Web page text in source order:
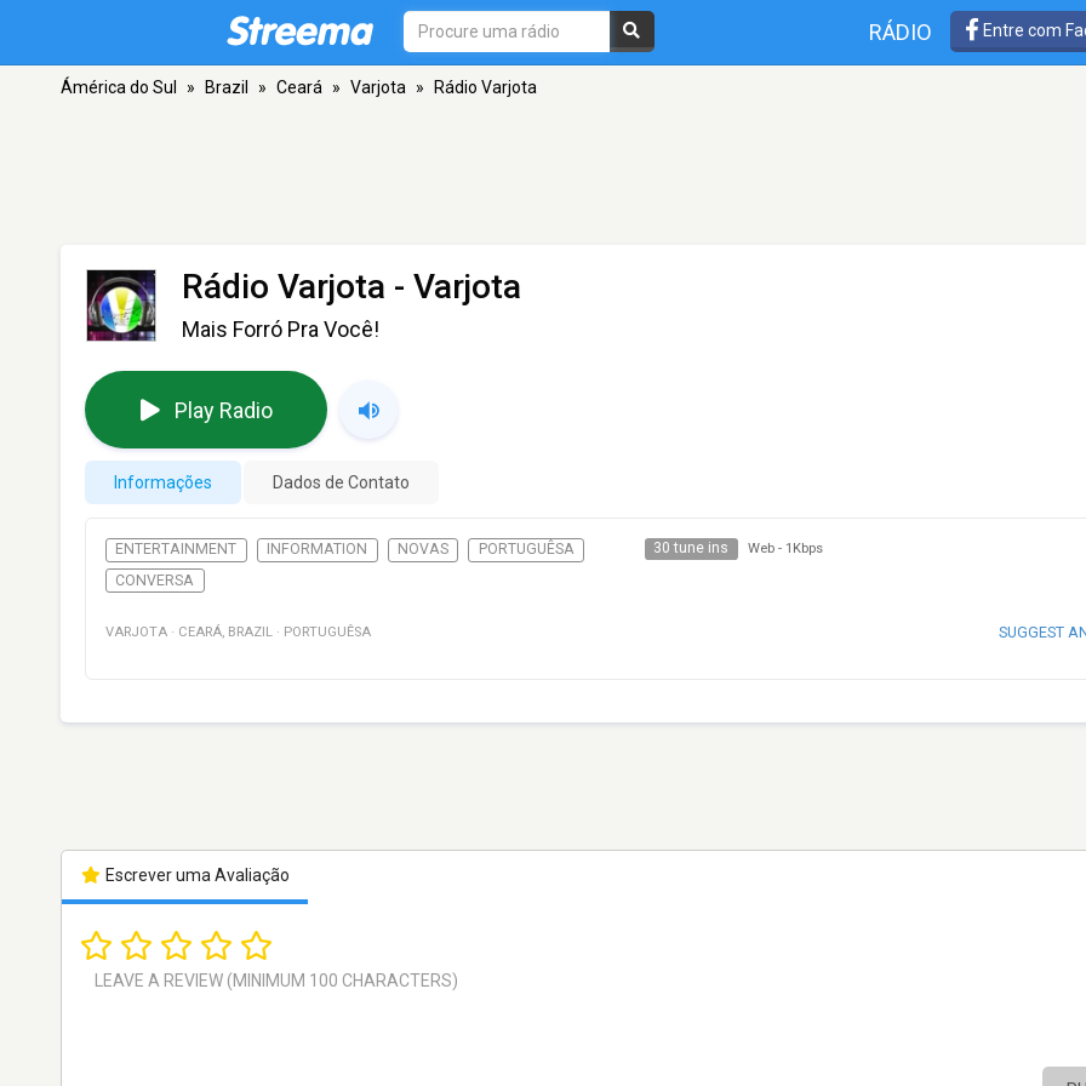
RÁDIO Entre com
Ámérica do Sul » Brazil » Ceará » Varjota » Rádio Varjota
Rádio Varjota - Varjota
Mais Forró Pra Você!
Play Radio
Informações Dados de Contato
ENTERTAINMENT INFORMATION NOVAS
PORTUGUÊSA
CONVERSA
30 tune ins Web - 1Kbps
VARJOTA · CEARÁ, BRAZIL · PORTUGUÊSA SUGGEST
Escrever uma Avaliação